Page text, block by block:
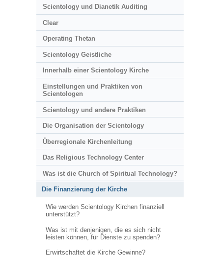
Scientology und Dianetik Auditing
Clear
Operating Thetan
Scientology Geistliche
Innerhalb einer Scientology Kirche
Einstellungen und Praktiken von
Scientologen
Scientology und andere Praktiken
Die Organisation der Scientology
Überregionale Kirchenleitung
Das Religious Technology Center
Was ist die Church of Spiritual Technology?
Die Finanzierung der Kirche
Wie werden Scientology Kirchen finanziell
unterstützt?
Was ist mit denjenigen, die es sich nicht
leisten können, für Dienste zu spenden?
Erwirtschaftet die Kirche Gewinne?